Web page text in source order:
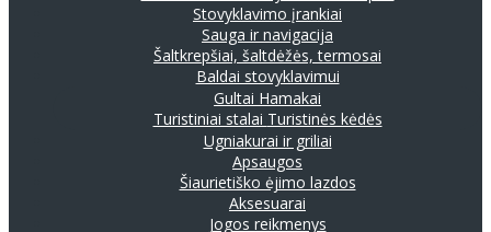
Stovyklavimo įrankiai
Sauga ir navigacija
Šaltkrepšiai, šaltdėžės, termosai
Baldai stovyklavimui
Gultai Hamakai
Turistiniai stalai Turistinės kėdės
Ugniakurai ir griliai
Apsaugos
Šiaurietiško ėjimo lazdos
Aksesuarai
Jogos reikmenys